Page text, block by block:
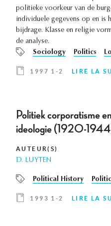
politieke voorkeur van de
individuele gegevens op en is
bijdrage. Klasse en religie
de analyse.
Sociology
Politics
1997 1-2 LIRE LA
Politiek corporatisme
ideologie (1920-
AUTEUR(S)
D. LUYTEN
Political History
1993 1-2 LIRE LA